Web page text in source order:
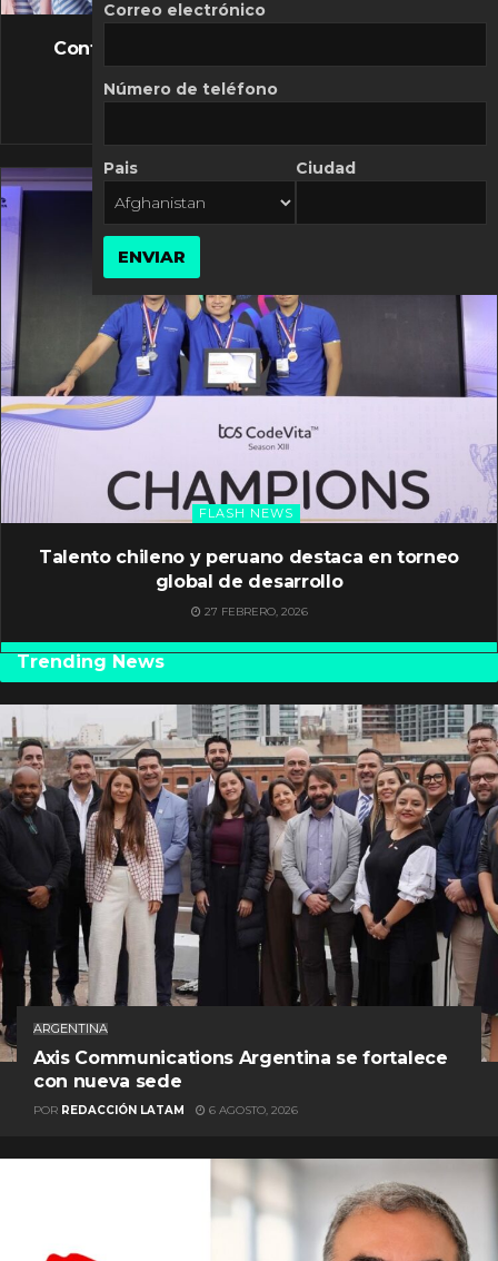
FLASH NEWS
Controversia de Mercado Libre por costos
10 MARZO, 2026
FLASH NEWS
Talento chileno y peruano destaca en torneo
global de desarrollo
27 FEBRERO, 2026
Trending News
ARGENTINA
Axis Communications Argentina se fortalece
con nueva sede
POR REDACCIÓN LATAM 6 AGOSTO, 2026
Correo electrónico
Número de teléfono
Pais Ciudad
ENVIAR